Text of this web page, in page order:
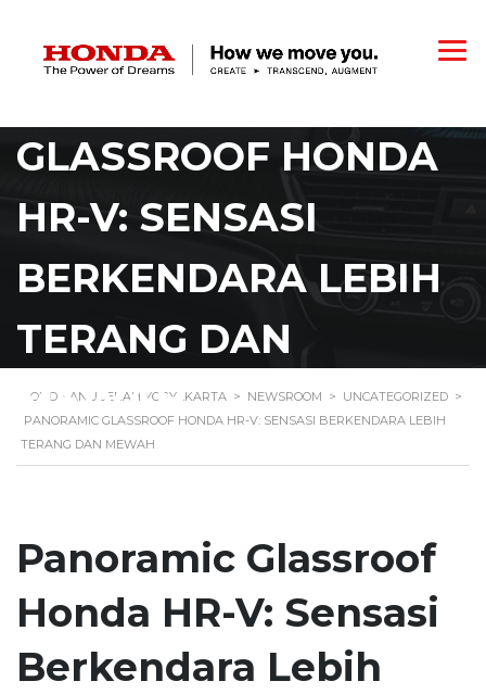
GLASSROOF HONDA
HR-V: SENSASI
BERKENDARA LEBIH
TERANG DAN
MEWAH
HONDA ANUGERAH YOGYAKARTA > NEWSROOM > UNCATEGORIZED >
PANORAMIC GLASSROOF HONDA HR-V: SENSASI BERKENDARA LEBIH
TERANG DAN MEWAH
Panoramic Glassroof
Honda HR-V: Sensasi
Berkendara Lebih